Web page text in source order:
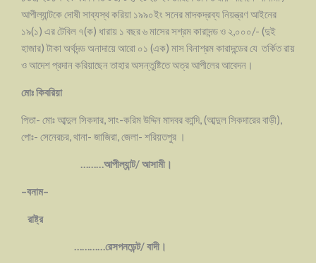
আপীল্যান্টকে দোষী সাব্যস্থ করিয়া ১৯৯০ইং সনের মাদকদ্রব্য নিয়ন্ত্রণ আইনের
১৯(১) এর টেবিল ৭(ক) ধারায় ১ বছর ৬ মাসের সশ্রম কারাদন্ড ও ২,০০০/- (দুই
হাজার) টাকা অর্থদন্ড অনাদায়ে আরো ০১ (এক) মাস বিনাশ্রম কারাদন্ডের যে তর্কিত রায়
ও আদেশ প্রদান করিয়াছেন তাহার অসন্তুষ্টিতে অত্র আপীলের আবেদন।
মোঃ কিবরিয়া
পিতা- মোঃ আব্দুল সিকদার, সাং-করিম উদ্দিন মাদবর কান্দি, (আব্দুল সিকদারের বাড়ী),
পোঃ- সেনেরচর, থানা- জাজিরা, জেলা- শরিয়তপুর ।
………আপীল্যান্ট/ আসামী।
–বনাম–
রাষ্ট্র
…………রেসপনডেন্ট/ বাদী।